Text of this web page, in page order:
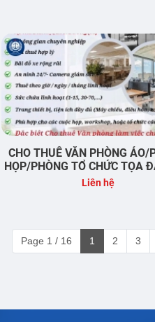
CHO THUÊ VĂN PHÒNG ẢO/
HỌP/PHÒNG TỔ CHỨC TỌA
BÌNH DƯƠNG
Liên hệ
Page 1 / 16 1 2 3